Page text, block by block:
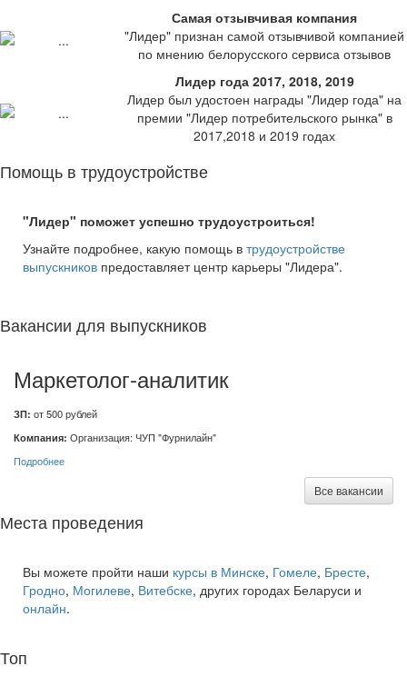
Самая отзывчивая компания
"Лидер" признан самой отзывчивой компанией
по мнению белорусского сервиса отзывов
Лидер года 2017, 2018, 2019
Лидер был удостоен награды "Лидер года" на
премии "Лидер потребительского рынка" в
2017,2018 и 2019 годах
Помощь в трудоустройстве
"Лидер" поможет успешно трудоустроиться!
Узнайте подробнее, какую помощь в трудоустройстве
выпускников предоставляет центр карьеры "Лидера".
Вакансии для выпускников
Маркетолог-аналитик
ЗП: от 500 рублей
Компания: Организация: ЧУП "Фурнилайн"
Подробнее
Все вакансии
Места проведения
Вы можете пройти наши курсы в Минске, Гомеле, Бресте,
Гродно, Могилеве, Витебске, других городах Беларуси и
онлайн.
Топ